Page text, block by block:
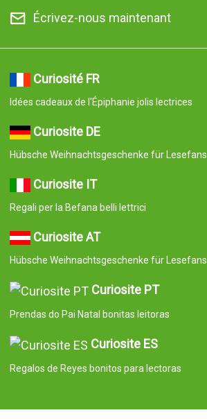
Écrivez-nous maintenant
Curiosité FR
Idées cadeaux de l'Épiphanie jolis lectrices
Curiosite DE
Hübsche Weihnachtsgeschenke für Lesefans
Curiosite IT
Regali per la Befana belli lettrici
Curiosite AT
Hübsche Weihnachtsgeschenke für Lesefans
Curiosite PT
Prendas do Pai Natal bonitas leitoras
Curiosite ES
Regalos de Reyes bonitos para lectoras